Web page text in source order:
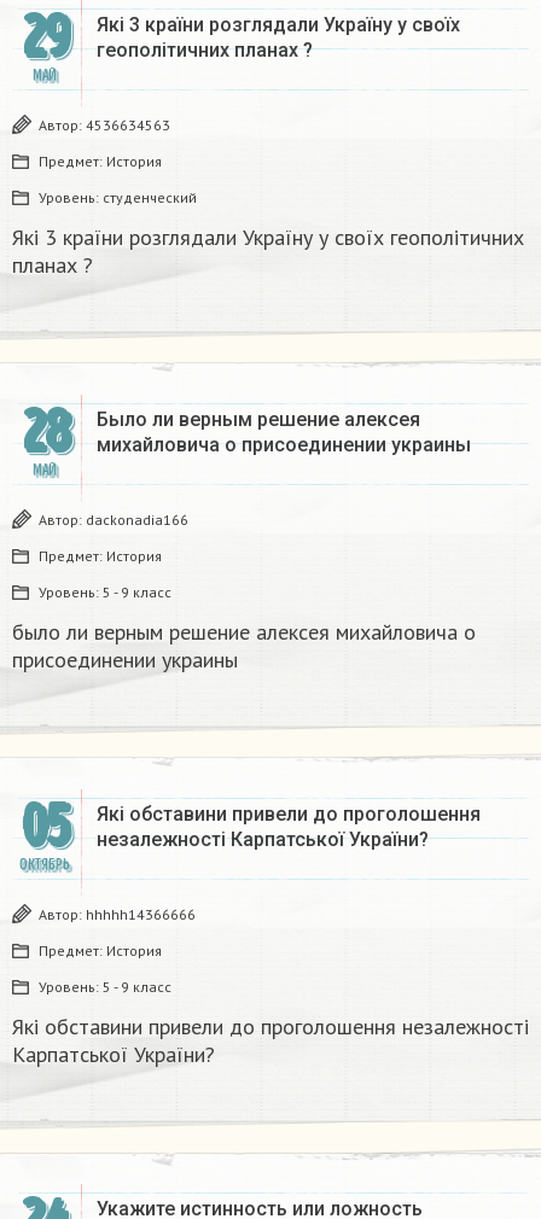
29
МАЙ
Які 3 країни розглядали Україну у своїх
геополітичних планах ?​
Автор: 4536634563
Предмет: История
Уровень: студенческий
Які 3 країни розглядали Україну у своїх геополітичних
планах ?​
28
МАЙ
Было ли верным решение алексея
михайловича о присоединении украины​
Автор: dackonadia166
Предмет: История
Уровень: 5 - 9 класс
было ли верным решение алексея михайловича о
присоединении украины​
05
ОКТЯБРЬ
Які обставини привели до проголошення
незалежності Карпатської України?
Автор: hhhhh14366666
Предмет: История
Уровень: 5 - 9 класс
Які обставини привели до проголошення незалежності
Карпатської України?
Укажите истинность или ложность